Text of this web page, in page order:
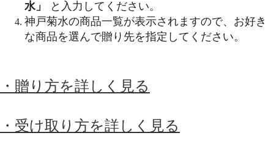
水」
と入力してください。
神戸菊水の商品一覧が表示されますので、お好き
な商品を選んで贈り先を指定してください。
・贈り方を詳しく見る
・受け取り方を詳しく見る